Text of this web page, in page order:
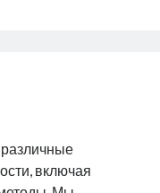
различные
включая